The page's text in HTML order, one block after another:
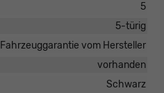
5
5-türig
Fahrzeuggarantie vom Hersteller
vorhanden
Schwarz